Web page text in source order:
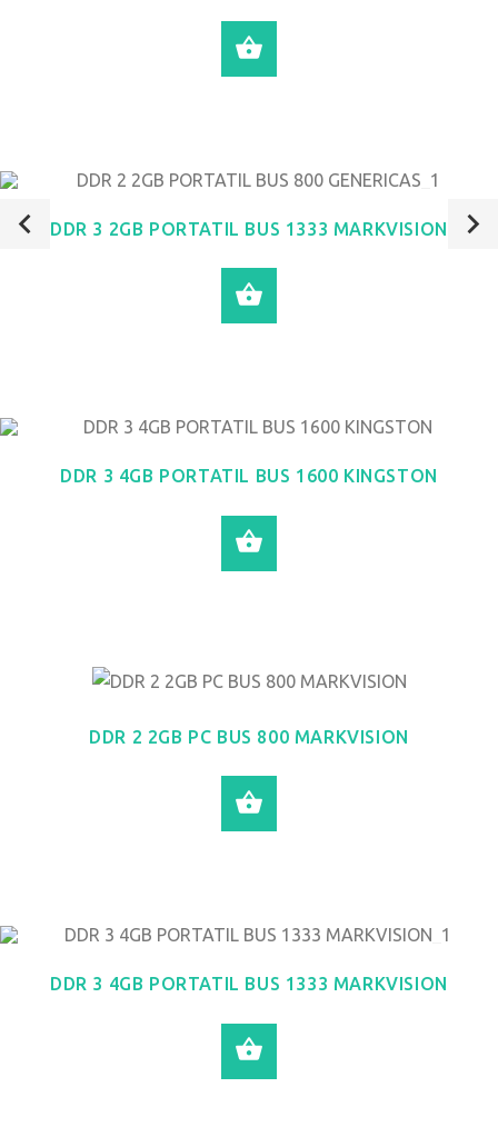
DDR 3 2GB PORTATIL BUS 1333 MARKVISION
DDR 3 4GB PORTATIL BUS 1600 KINGSTON
DDR 2 2GB PC BUS 800 MARKVISION
DDR 3 4GB PORTATIL BUS 1333 MARKVISION